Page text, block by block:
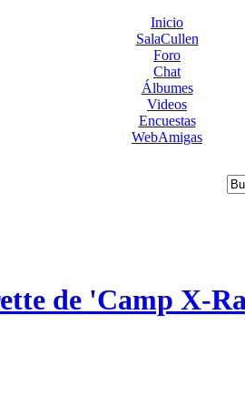
Inicio
SalaCullen
Foro
Chat
Álbumes
Videos
Encuestas
WebAmigas
de 'Camp X-